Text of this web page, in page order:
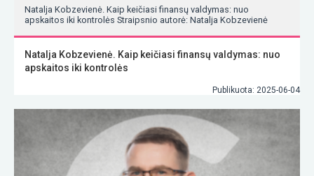
Natalja Kobzevienė. Kaip keičiasi finansų valdymas: nuo
apskaitos iki kontrolės Straipsnio autorė: Natalja Kobzevienė
Natalja Kobzevienė. Kaip keičiasi finansų valdymas: nuo
apskaitos iki kontrolės
Publikuota: 2025-06-04